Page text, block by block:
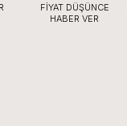
FIYAT DÜŞÜNCE
HABER VER